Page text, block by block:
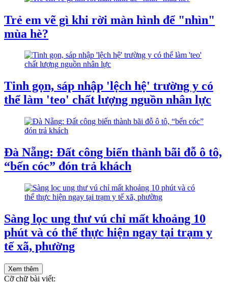
Trẻ em vẽ gì khi rời màn hình để "nhìn"
mùa hè?
Tinh gọn, sáp nhập 'lệch hệ' trường y có
thể làm 'teo' chất lượng nguồn nhân lực
Đà Nẵng: Đất công biến thành bãi đỗ ô tô,
“bến cóc” đón trả khách
Sàng lọc ung thư vú chỉ mất khoảng 10
phút và có thể thực hiện ngay tại trạm y
tế xã, phường
Xem thêm
Cỡ chữ bài viết: